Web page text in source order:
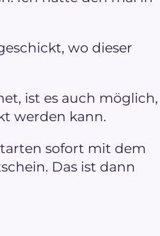
wo dieser
ist es auch möglich,
werden kann.
sofort mit dem
Das ist dann